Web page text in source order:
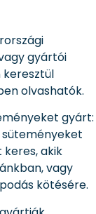
gyártói
keresztül
olvashatók.
gyárt:
akik
vagy
kötésére.